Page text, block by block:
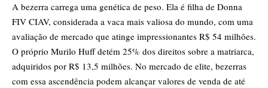
A bezerra carrega uma genética de peso. Ela é filha de Donna
FIV CIAV, considerada a vaca mais valiosa do mundo, com uma
avaliação de mercado que atinge impressionantes R$ 54 milhões.
O próprio Murilo Huff detém 25% dos direitos sobre a matriarca,
adquiridos por R$ 13,5 milhões. No mercado de elite, bezerras
com essa ascendência podem alcançar valores de venda de até